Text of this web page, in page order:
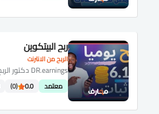
الربح من الانترنت
ربح البيتكوين
DR.earnings دكتور الربح
معتمد 0.0
(0)